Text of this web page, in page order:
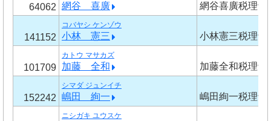
64062 網谷 喜廣 網谷喜廣税理士
141152
コバヤシ ケンゾウ
小林 憲三 小林憲三税理士
101709
カトウ マサカズ
加藤 全和 加藤全和税理士
152242
シマダ ジュンイチ
嶋田 絢一 嶋田絢一税理士
ニシガキ ユウスケ